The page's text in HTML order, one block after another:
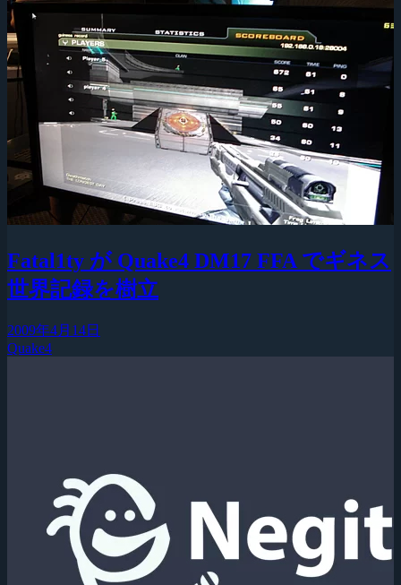
Fatal1ty が Quake4 DM17 FFA でギネス
世界記録を樹立
2009年4月14日
Quake4